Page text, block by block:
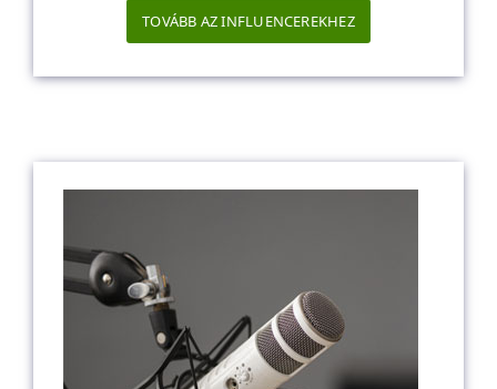
TOVÁBB AZ INFLUENCEREKHEZ